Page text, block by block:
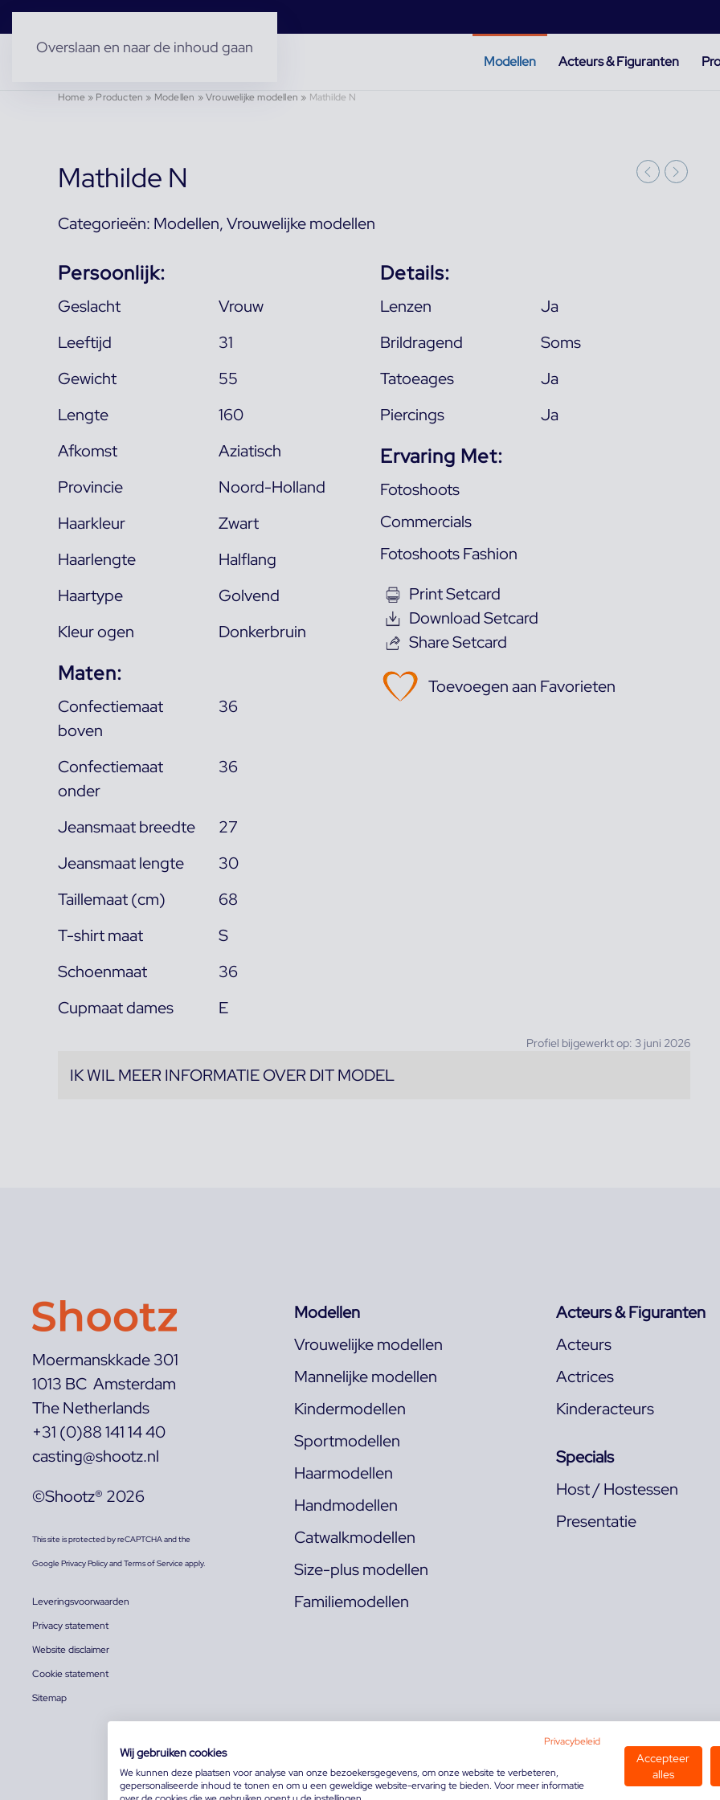
Overslaan en naar de inhoud gaan
Modellen Acteurs & Figuranten
Home» Producten » Modellen »Vrouwelijke modellen » Mathilde N
Mathilde N
Categorieën: Modellen,Vrouwelijke modellen
Persoonlijk:
Geslacht
Vrouw
Leeftijd
31
Gewicht
55
Lengte
160
Afkomst
Aziatisch
Provincie
Noord-Holland
Haarkleur
Zwart
Haarlengte
Halflang
Haartype
Golvend
Kleur ogen
Donkerbruin
Maten:
Confectiemaat
boven
36
Confectiemaat
onder
36
Jeansmaat breedte
27
Jeansmaat lengte
30
Taillemaat (cm)
68
T-shirt maat
S
Schoenmaat
36
Cupmaat dames
E
Details:
Lenzen
Ja
Brildragend
Soms
Tatoeages
Ja
Piercings
Ja
Ervaring Met:
Fotoshoots
Commercials
Fotoshoots Fashion
Print Setcard
Download Setcard
Share Setcard
Toevoegen aan Favorieten
Profiel bijgewerkt op: 3 juni 2026
IK WIL MEER INFORMATIE OVER DIT MODEL
Moermanskkade 301
1013 BC Amsterdam
The Netherlands
+31 (0)88 141 14 40
casting@shootz.nl
©Shootz® 2026
This site is protected by reCAPTCHA and the
GooglePrivacy PolicyandTerms of Serviceapply.
Leveringsvoorwaarden
Privacy statement
Website disclaimer
Cookie statement
Sitemap
Modellen
Vrouwelijke modellen
Mannelijke modellen
Kindermodellen
Sportmodellen
Haarmodellen
Handmodellen
Catwalkmodellen
Size-plus modellen
Familiemodellen
Acteurs & Figuranten
Acteurs
Actrices
Kinderacteurs
Specials
Host / Hostessen
Presentatie
Privacybeleid
Wij gebruiken cookies
We kunnen deze plaatsen voor analyse van onze bezoekersgegevens, om onze website te verbeteren,
gepersonaliseerde inhoud te tonen en om u een geweldige website-ervaring te bieden. Voor meer informatie
Accepteer
alles